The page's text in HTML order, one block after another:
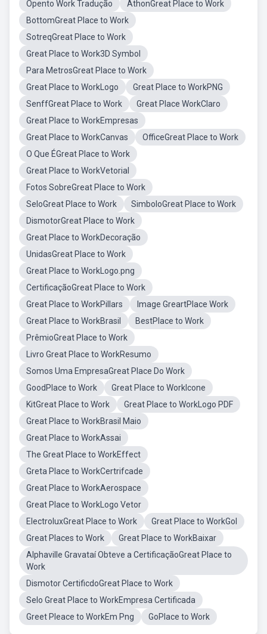
Opento Work Tradução
AthonGreat Place to Work
BottomGreat Place to Work
SotreqGreat Place to Work
Great Place to Work3D Symbol
Para MetrosGreat Place to Work
Great Place to WorkLogo
Great Place to WorkPNG
SenffGreat Place to Work
Great Place WorkClaro
Great Place to WorkEmpresas
Great Place to WorkCanvas
OfficeGreat Place to Work
O Que ÉGreat Place to Work
Great Place to WorkVetorial
Fotos SobreGreat Place to Work
SeloGreat Place to Work
SimboloGreat Place to Work
DismotorGreat Place to Work
Great Place to WorkDecoração
UnidasGreat Place to Work
Great Place to WorkLogo.png
CertificaçãoGreat Place to Work
Great Place to WorkPillars
Image GreartPlace Work
Great Place to WorkBrasil
BestPlace to Work
PrêmioGreat Place to Work
Livro Great Place to WorkResumo
Somos Uma EmpresaGreat Place Do Work
GoodPlace to Work
Great Place to WorkIcone
KitGreat Place to Work
Great Place to WorkLogo PDF
Great Place to WorkBrasil Maio
Great Place to WorkAssai
The Great Place to WorkEffect
Greta Place to WorkCertrifcade
Great Place to WorkAerospace
Great Place to WorkLogo Vetor
ElectroluxGreat Place to Work
Great Place to WorkGol
Great Places to Work
Great Place to WorkBaixar
Alphaville Gravataí Obteve a CertificaçãoGreat Place to
Work
Dismotor CertificdoGreat Place to Work
Selo Great Place to WorkEmpresa Certificada
Greet Pleace to WorkEm Png
GoPlace to Work